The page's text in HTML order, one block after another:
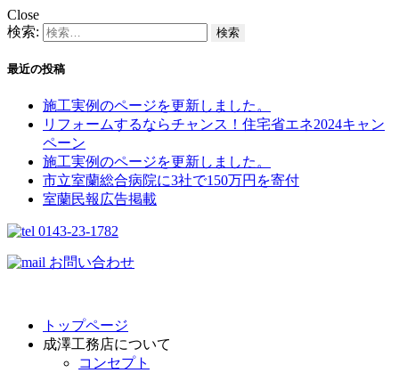
Close
検索:
最近の投稿
施工実例のページを更新しました。
リフォームするならチャンス！住宅省エネ2024キャン
ペーン​
施工実例のページを更新しました。
市立室蘭総合病院に3社で150万円を寄付
室蘭民報広告掲載
0143-23-1782
お問い合わせ
トップページ
成澤工務店について
コンセプト